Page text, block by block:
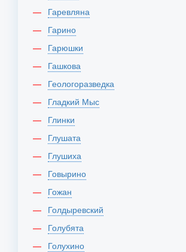
Гаревляна
Гарино
Гарюшки
Гашкова
Геологоразведка
Гладкий Мыс
Глинки
Глушата
Глушиха
Говырино
Гожан
Голдыревский
Голубята
Голухино